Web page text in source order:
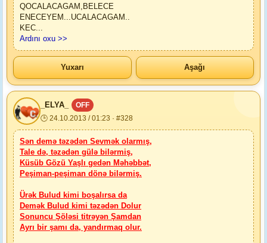
QOCALACAGAM,BELECE
ENECEYEM...UCALACAGAM..
KEC...
Ardını oxu >>
Yuxarı Aşağı
_ELYA_
OFF
🕒 24.10.2013 / 01:23 · #328
Sən demə təzədən Sevmək olarmış,
Tale də, təzədən gülə bilərmiş,
Küsüb Gözü Yaşlı gedən Məhəbbət,
Peşiman-peşiman dönə bilərmiş.
Ürək Bulud kimi boşalırsa da
Demək Bulud kimi təzədən Dolur
Sonuncu Şöləsi titrəyən Şamdan
Ayrı bir şamı da, yandırmaq olur.